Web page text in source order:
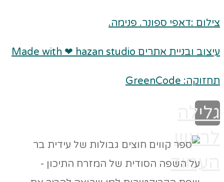
צילום :דאפי ספונר. פנימה.
עיצוב ובניית אתרים Made with ❤ hazan studio
תחזוקה: GreenCode
גלילה
לראש
העמוד